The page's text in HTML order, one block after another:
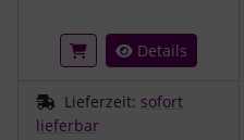
Details
Lieferzeit: sofort
lieferbar